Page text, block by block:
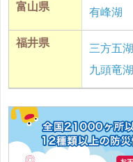
富山県 有峰湖
福井県
三方五湖
九頭竜湖